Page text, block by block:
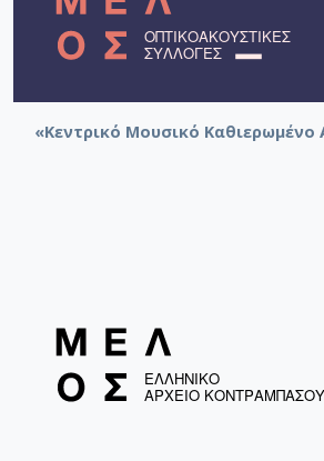
«Κεντρικό Μουσικό Καθιερωμένο